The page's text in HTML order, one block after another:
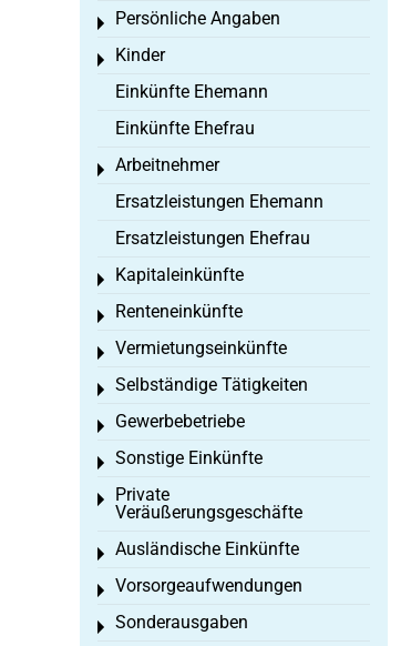
Persönliche Angaben
Toggle menu
Kinder
Toggle menu
Einkünfte Ehemann
Einkünfte Ehefrau
Arbeitnehmer
Toggle menu
Ersatzleistungen Ehemann
Ersatzleistungen Ehefrau
Kapitaleinkünfte
Toggle menu
Renteneinkünfte
Toggle menu
Vermietungseinkünfte
Toggle menu
Selbständige Tätigkeiten
Toggle menu
Gewerbebetriebe
Toggle menu
Sonstige Einkünfte
Toggle menu
Private
Veräußerungsgeschäfte
Toggle menu
Ausländische Einkünfte
Toggle menu
Vorsorgeaufwendungen
Toggle menu
Sonderausgaben
Toggle menu